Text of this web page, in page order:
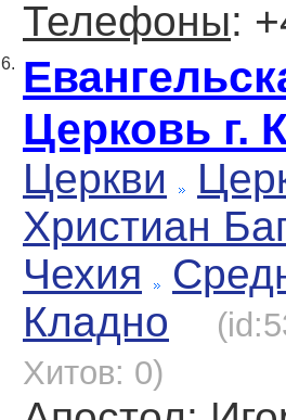
Телефоны:
6.
Церковь г.
Церкви
Христиан
Чехия
Кладно
Хитов: 0)